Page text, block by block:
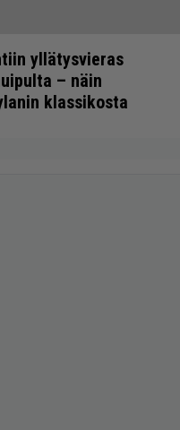
yllätysvieras
– näin
klassikosta